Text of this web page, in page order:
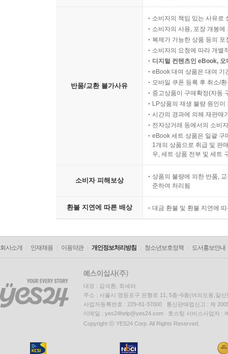
반품/교환 불가사유
소비자의 책임 있는 사유로
소비자의 사용, 포장 개봉
복제가 가능한 상품 등의
소비자의 요청에 따라 개별
디지털 컨텐츠인 eBook,
eBook 대여 상품은 대여 기
모바일 쿠폰 등록 후 취소/
중고상품이 구매확정(자동
LP상품의 재생 불량 원인
시간의 경과에 의해 재판매
전자상거래 등에서의 소비
eBook 세트 상품은 일괄 구
1개의 상품으로 취급 및 판
우, 세트 상품 전부 및 세트
소비자 피해보상
상품의 불량에 의한 반품,
준하여 처리됨
환불 지연에 따른 배상 대금 환불 및 환불 지연에
회사소개 인재채용 이용약관 개인정보처리방침 청소년보호정책 도서홍보안내
대표 : 김석환, 최세라
주소 : 서울시 영등포구 은행로 11, 5층~6층(여의도동,일신
사업자등록번호 : 229-81-37000 통신판매업신고 : 제
이메일 : yes24help@yes24.com 호스팅 서비스사업자 :
Copyright ⓒ YES24 Corp. All Rights Reserved.